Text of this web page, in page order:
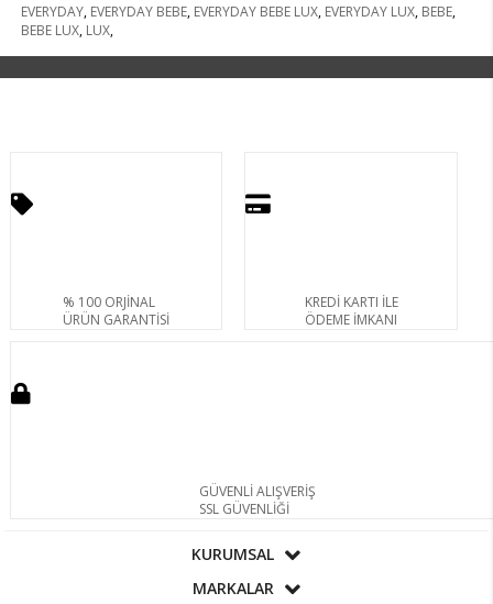
EVERYDAY, EVERYDAY BEBE, EVERYDAY BEBE LUX, EVERYDAY LUX, BEBE,
BEBE LUX, LUX,
% 100 ORJİNAL
ÜRÜN GARANTİSİ
KREDİ KARTI İLE
ÖDEME İMKANI
GÜVENLİ ALIŞVERİŞ
SSL GÜVENLİĞİ
KURUMSAL
MARKALAR